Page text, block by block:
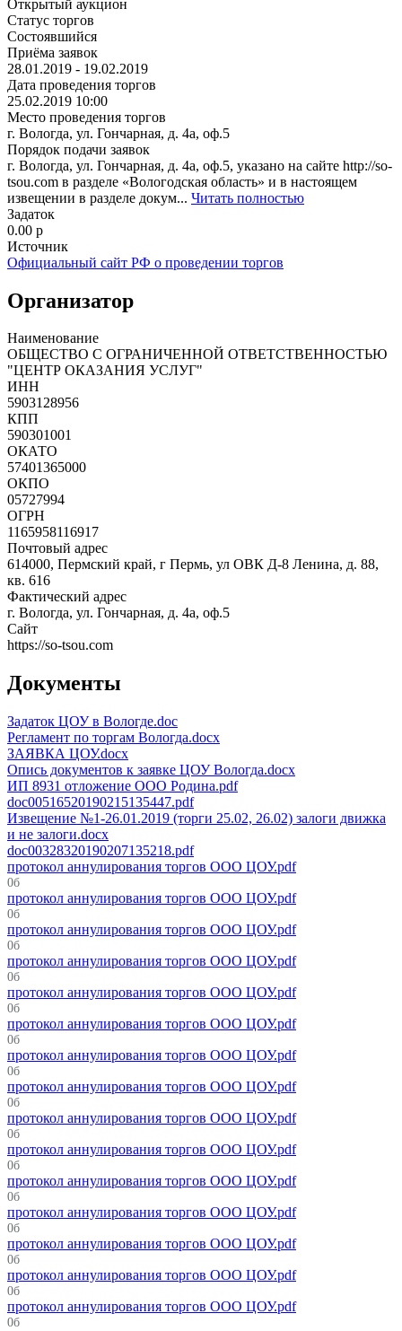
Открытый аукцион
Статус торгов
Состоявшийся
Приёма заявок
28.01.2019 - 19.02.2019
Дата проведения торгов
25.02.2019 10:00
Место проведения торгов
г. Вологда, ул. Гончарная, д. 4а, оф.5
Порядок подачи заявок
г. Вологда, ул. Гончарная, д. 4а, оф.5, указано на сайте http://so-
tsou.com в разделе «Вологодская область» и в настоящем
извещении в разделе докум... Читать полностью
Задаток
0.00 p
Источник
Официальный сайт РФ о проведении торгов
Организатор
Наименование
ОБЩЕСТВО С ОГРАНИЧЕННОЙ ОТВЕТСТВЕННОСТЬЮ
"ЦЕНТР ОКАЗАНИЯ УСЛУГ"
ИНН
5903128956
КПП
590301001
ОКАТО
57401365000
ОКПО
05727994
ОГРН
1165958116917
Почтовый адрес
614000, Пермский край, г Пермь, ул ОВК Д-8 Ленина, д. 88,
кв. 616
Фактический адрес
г. Вологда, ул. Гончарная, д. 4а, оф.5
Сайт
https://so-tsou.com
Документы
Задаток ЦОУ в Вологде.doc
Регламент по торгам Вологда.docx
ЗАЯВКА ЦОУ.docx
Опись документов к заявке ЦОУ Вологда.docx
ИП 8931 отложение ООО Родина.pdf
doc00516520190215135447.pdf
Извещение №1-26.01.2019 (торги 25.02, 26.02) залоги движка
и не залоги.docx
doc00328320190207135218.pdf
протокол аннулирования торгов ООО ЦОУ.pdf
0б
протокол аннулирования торгов ООО ЦОУ.pdf
0б
протокол аннулирования торгов ООО ЦОУ.pdf
0б
протокол аннулирования торгов ООО ЦОУ.pdf
0б
протокол аннулирования торгов ООО ЦОУ.pdf
0б
протокол аннулирования торгов ООО ЦОУ.pdf
0б
протокол аннулирования торгов ООО ЦОУ.pdf
0б
протокол аннулирования торгов ООО ЦОУ.pdf
0б
протокол аннулирования торгов ООО ЦОУ.pdf
0б
протокол аннулирования торгов ООО ЦОУ.pdf
0б
протокол аннулирования торгов ООО ЦОУ.pdf
0б
протокол аннулирования торгов ООО ЦОУ.pdf
0б
протокол аннулирования торгов ООО ЦОУ.pdf
0б
протокол аннулирования торгов ООО ЦОУ.pdf
0б
протокол аннулирования торгов ООО ЦОУ.pdf
0б